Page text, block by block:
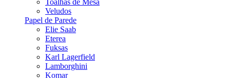
Toalhas de Mesa
Veludos
Papel de Parede
Elie Saab
Eterea
Fuksas
Karl Lagerfield
Lamborghini
Komar